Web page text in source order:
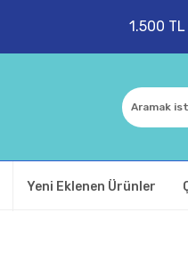
1.500
Yeni Eklenen Ürünler